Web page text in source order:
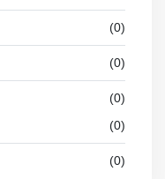
(0)
(0)
(0)
(0)
(0)